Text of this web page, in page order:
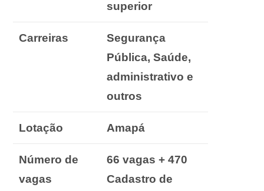
superior
Carreiras
Segurança
Pública, Saúde,
administrativo e
outros
Lotação Amapá
Número de
vagas
66 vagas + 470
Cadastro de